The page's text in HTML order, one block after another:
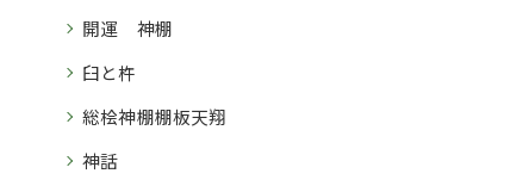
開運 神棚
臼と杵
総桧神棚棚板天翔
神話